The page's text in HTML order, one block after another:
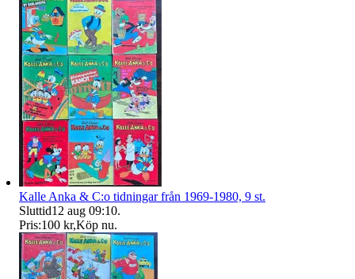
Kalle Anka & C:o tidningar från 1969-1980, 9 st.
Sluttid12 aug 09:10.
Pris:100 kr,Köp nu.